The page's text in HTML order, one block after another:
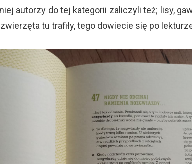
autorzy do tej kategorii zaliczyli też; lisy,
tu trafiły, tego dowiecie się po